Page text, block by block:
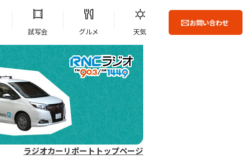
試写会 グルメ 天気
お問い合わせ
ラジオカーリポートトップページ